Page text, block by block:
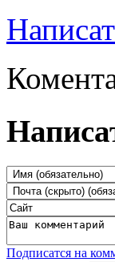
Подписатся на